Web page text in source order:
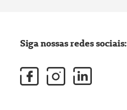
Siga nossas redes sociais: